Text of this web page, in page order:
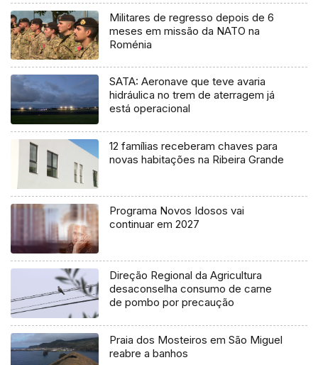
Militares de regresso depois de 6
meses em missão da NATO na
Roménia
SATA: Aeronave que teve avaria
hidráulica no trem de aterragem já
está operacional
12 famílias receberam chaves para
novas habitações na Ribeira Grande
Programa Novos Idosos vai
continuar em 2027
Direção Regional da Agricultura
desaconselha consumo de carne
de pombo por precaução
Praia dos Mosteiros em São Miguel
reabre a banhos